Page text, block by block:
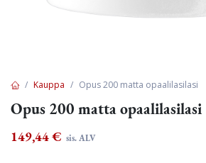
Kauppa Opus 200 matta opaalilasilasi
Opus 200 matta opaalilasilasi
149,44€ sis. ALV